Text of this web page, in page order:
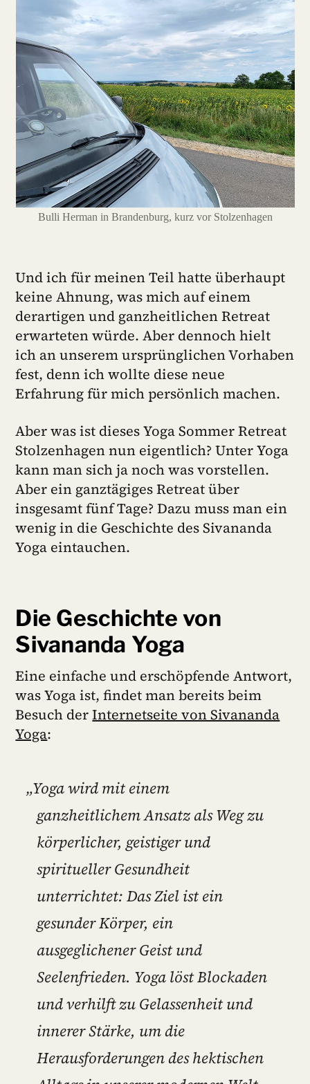
Bulli Herman in Brandenburg, kurz vor Stolzenhagen
Und ich für meinen Teil hatte überhaupt
keine Ahnung, was mich auf einem
derartigen und ganzheitlichen Retreat
erwarteten würde. Aber dennoch hielt
ich an unserem ursprünglichen Vorhaben
fest, denn ich wollte diese neue
Erfahrung für mich persönlich machen.
Aber was ist dieses Yoga Sommer Retreat
Stolzenhagen nun eigentlich? Unter Yoga
kann man sich ja noch was vorstellen.
Aber ein ganztägiges Retreat über
insgesamt fünf Tage? Dazu muss man ein
wenig in die Geschichte des Sivananda
Yoga eintauchen.
Die Geschichte von
Sivananda Yoga
Eine einfache und erschöpfende Antwort,
was Yoga ist, findet man bereits beim
Besuch derInternetseite von Sivananda
Yoga:
„Yoga wird mit einem
ganzheitlichem Ansatz als Weg zu
körperlicher, geistiger und
spiritueller Gesundheit
unterrichtet: Das Ziel ist ein
gesunder Körper, ein
ausgeglichener Geist und
Seelenfrieden. Yoga löst Blockaden
und verhilft zu Gelassenheit und
innerer Stärke, um die
Herausforderungen des hektischen